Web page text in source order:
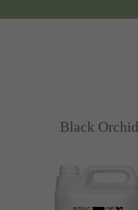
Black Orchid